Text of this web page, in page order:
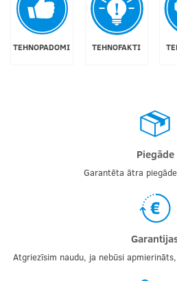
TEHNOPADOMI TEHNOFAKTI
Piegāde
Garantēta ātra
Atgriezīsim naudu, ja nebūsi